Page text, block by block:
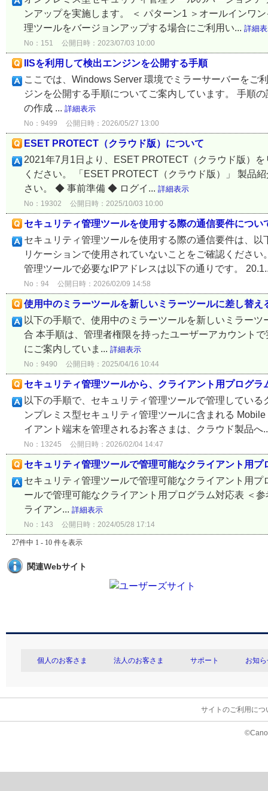
ンアップを実施します。 ＜ パターン1 ＞オールインワ
理ツールをバージョンアップする場合にご利用い... 詳細
No：151 公開日時：2023/07/03 10:00
IISを利用して検出エンジンを公開する手順
ここでは、Windows Server 環境でミラーサーバーをご
ジンを公開する手順についてご案内しています。 手順
の作成 ... 詳細表示
No：9499 公開日時：2026/05/27 13:00
ESET PROTECT（クラウド版）について
2021年7月1日より、ESET PROTECT（クラウド版）
ください。 「ESET PROTECT（クラウド版）」 製品
さい。 ◆ 事前準備 ◆ ログイ... 詳細表示
No：19302 公開日時：2025/10/03 10:00
セキュリティ管理ツールを使用する際の通信要件につい
セキュリティ管理ツールを使用する際の通信要件は、
リケーションで使用されていないことをご確認くださ
管理ツールで必要なIPアドレスは以下の通りです。
No：94 公開日時：2026/02/09 14:58
使用中のミラーツールを新しいミラーツールに差し替え
以下の手順で、使用中のミラーツールを新しいミラー
合 本手順は、管理者権限を持ったユーザーアカウント
にご案内していま... 詳細表示
No：9490 公開日時：2025/04/16 10:44
セキュリティ管理ツールから、クライアント用プログ
以下の手順で、セキュリティ管理ツールで管理してい
ンプレミス型セキュリティ管理ツールに含まれる
イアント端末を管理されるお客さまは、クラウド製品へ
No：13245 公開日時：2026/02/04 14:47
セキュリティ管理ツールで管理可能なクライアント用プ
セキュリティ管理ツールで管理可能なクライアント用
ールで管理可能なクライアント用プログラム対応表 ＜
ライアン... 詳細表示
No：143 公開日時：2024/05/28 17:14
27件中 1 - 10 件を表示
関連Webサイト
個人のお客さま 法人のお客さま サポート お知
サイトのご利用につ